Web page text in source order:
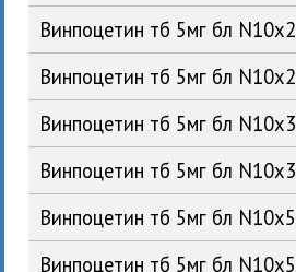
Винпоцетин тб 5мг бл
Винпоцетин тб 5мг бл
Винпоцетин тб 5мг бл
Винпоцетин тб 5мг бл
Винпоцетин тб 5мг бл
Винпоцетин тб 5мг бл